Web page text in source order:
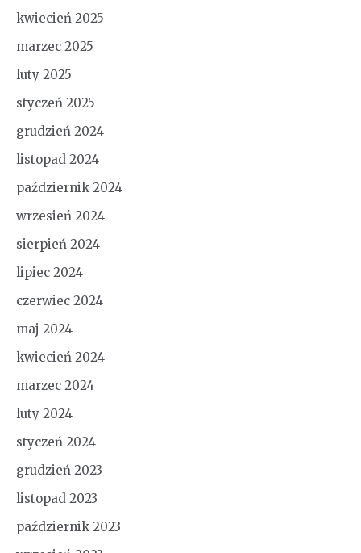
kwiecień 2025
marzec 2025
luty 2025
styczeń 2025
grudzień 2024
listopad 2024
październik 2024
wrzesień 2024
sierpień 2024
lipiec 2024
czerwiec 2024
maj 2024
kwiecień 2024
marzec 2024
luty 2024
styczeń 2024
grudzień 2023
listopad 2023
październik 2023